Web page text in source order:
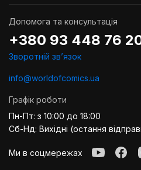
Допомога та консультація
+380 93 448 76
Зворотній звʼязок
info@worldofcomics.ua
Графік роботи
Пн-Пт: з 10:00 до 18:00
Сб-Нд: Вихідні (остання
Ми в соцмережах